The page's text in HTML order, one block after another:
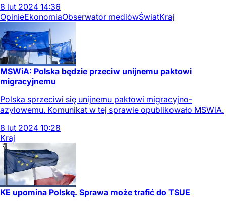
8 lut 2024 14:36
OpinieEkonomiaObserwator mediówŚwiatKraj
MSWiA: Polska będzie przeciw unijnemu paktowi
migracyjnemu
Polska sprzeciwi się unijnemu paktowi migracyjno-
azylowemu. Komunikat w tej sprawie opublikowało MSWiA.
8 lut 2024 10:28
Kraj
KE upomina Polskę. Sprawa może trafić do TSUE